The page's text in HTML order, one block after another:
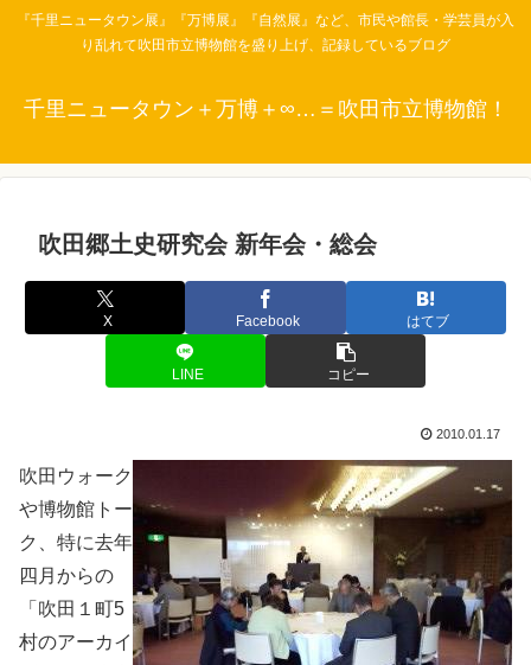
『千里ニュータウン展』『万博展』『自然展』など、市民や館長・学芸員が入
り乱れて吹田市立博物館を盛り上げ、記録しているブログ
千里ニュータウン＋万博＋∞…＝吹田市立博物館！
吹田郷土史研究会 新年会・総会
X Facebook はてブ
LINE コピー
2010.01.17
吹田ウォーク
や博物館トー
ク、特に去年
四月からの
「吹田１町5
村のアーカイ